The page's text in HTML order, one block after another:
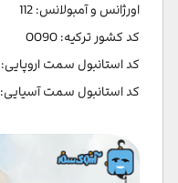
اورژانس و آمبولانس: 112
کد کشور ترکیه: 0090
کد استانبول سمت اروپایی: 0212
کد استانبول سمت آسیایی: 0216